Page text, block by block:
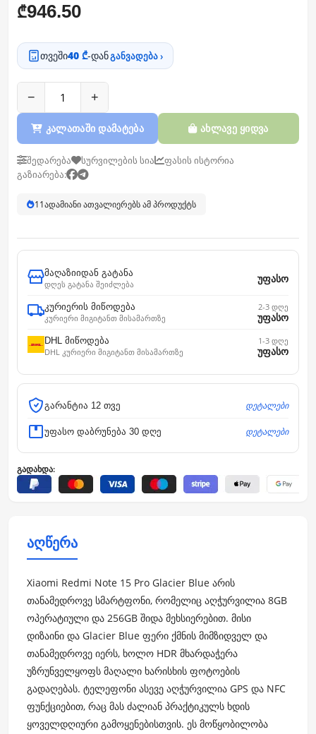
₾946.50
თვეში40 ₾-დანგანვადება ›
− +
კალათაში დამატება ახლავე ყიდვა
შედარება სურვილების სია
ფასის ისტორია
გაზიარება:
11ადამიანი ათვალიერებს ამ პროდუქტს
მაღაზიიდან გატანა
დღეს გატანა შეიძლება
უფასო
კურიერის მიწოდება
კურიერი მიგიტანთ მისამართზე
2-3 დღე
უფასო
DHL მიწოდება
DHL კურიერი მიგიტანთ მისამართზე
1-3 დღე
უფასო
გარანტია 12 თვე დეტალები
უფასო დაბრუნება 30 დღე დეტალები
გადახდა:
აღწერა
Xiaomi Redmi Note 15 Pro Glacier Blue არის
თანამედროვე სმარტფონი, რომელიც აღჭურვილია 8GB
ოპერატიული და 256GB შიდა მეხსიერებით. მისი
დიზაინი და Glacier Blue ფერი ქმნის მიმზიდველ და
თანამედროვე იერს, ხოლო HDR მხარდაჭერა
უზრუნველყოფს მაღალი ხარისხის ფოტოების
გადაღებას. ტელეფონი ასევე აღჭურვილია GPS და NFC
ფუნქციებით, რაც მას ძალიან პრაქტიკულს ხდის
ყოველდღიური გამოყენებისთვის. ეს მოწყობილობა